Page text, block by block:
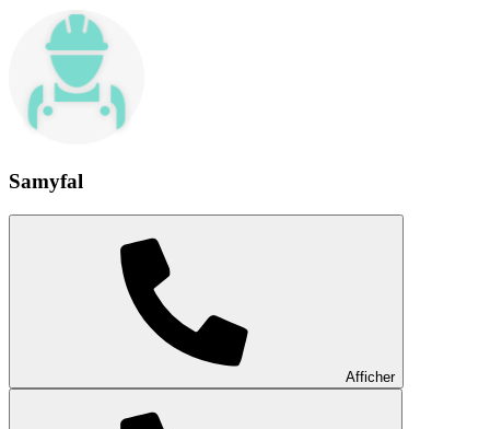
Samyfal
Afficher